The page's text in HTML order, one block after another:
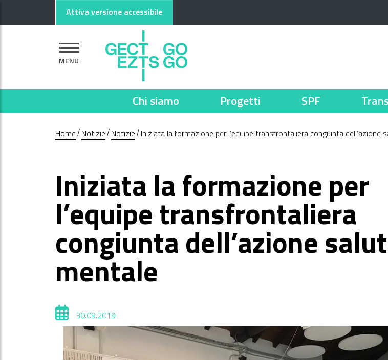
Attiva versione accessibile
MENU
Chi siamo Progetti SPF
Home Notizie Notizie Iniziata la formazione per l’equipe transfrontaliera congiunta dell’azione
Iniziata la formazione per
l’equipe transfrontaliera
congiunta dell’azione
mentale
30.09.2019